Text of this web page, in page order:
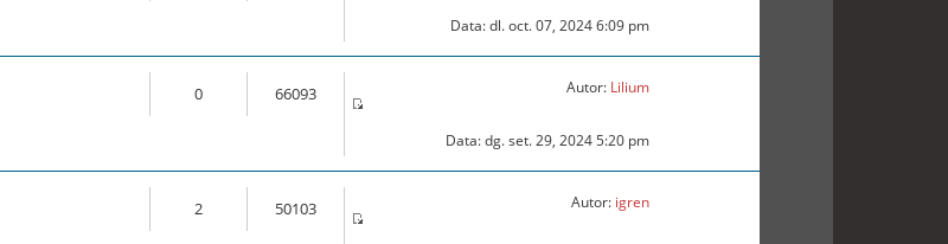
Data: dl. oct. 07, 2024 6:09 pm
0 66093 Autor: Lilium
Data: dg. set. 29, 2024 5:20 pm
2 50103 Autor: igren